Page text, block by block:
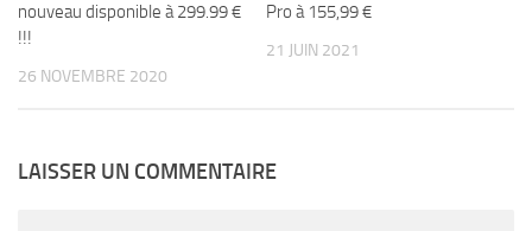
nouveau disponible à 299.99 €
!!!
26 NOVEMBRE 2020
Pro à 155,99 €
21 JUIN 2021
LAISSER UN COMMENTAIRE